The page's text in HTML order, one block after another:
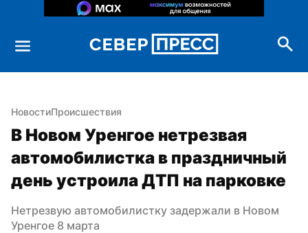
НовостиПроисшествия
В Новом Уренгое нетрезвая
автомобилистка в праздничный
день устроила ДТП на парковке
Нетрезвую автомобилистку задержали в Новом
Уренгое 8 марта